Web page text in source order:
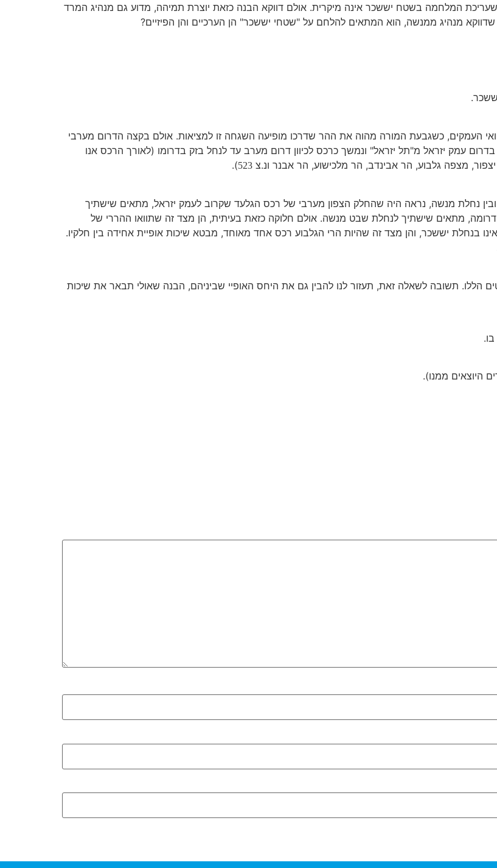
המלחמה בשטח יששכר אינה מיקרית. אולם דווקא הבנה כזאת יוצרת תמיהה, מדוע גם מנהיג המרד
מנהיג ממנשה, הוא המתאים להלחם על "שטחי יששכר" הן הערכיים והן הפיזיים?
העמקים, כשגבעת המורה מהוה את ההר שדרכו מופיעה השגחה זו למציאות. אולם בקצה הדרום מערבי
עמק יזראל מ"תל יזראל" ונמשך כרכס לכיוון דרום מערב עד לנחל בזק בדרומו (לאורך הרכס אנו
מצפה גלבוע, הר אבינדב, הר מלכישוע, הר אבנר ונ.צ 523
).
נחלת מנשה, נראה היה שהחלק הצפון מערבי של רכס הגלעד שקרוב לעמק יזראל, מתאים שישתיך
מתאים שישתיך לנחלת שבט מנשה. אולם חלוקה כזאת בעיתית, הן מצד זה שתוואו ההררי של
בנחלת יששכר, והן מצד זה שהיות הרי הגלבוע רכס אחד מאוחד, מבטא שיכות אופיית אחידה בין חלקיו.
הללו. תשובה לשאלה זאת, תעזור לנו להבין גם את היחס האופיי שביניהם, הבנה שאולי תבאר את שיכות
בו.
היוצאים ממנו).